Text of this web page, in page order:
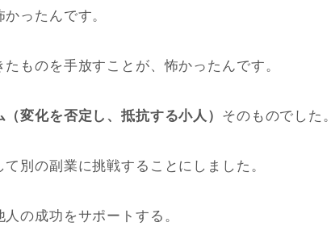
ったんです。
ものを手放すことが、怖かったんです。
（変化を否定し、抵抗する小人） そのものでした。
別の副業に挑戦することにしました。
の成功をサポートする。